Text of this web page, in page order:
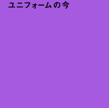
ユニフォームの今